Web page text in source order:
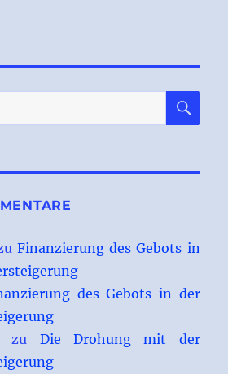
Finanzierung des Gebots in
des Gebots in der
Die Drohung mit der